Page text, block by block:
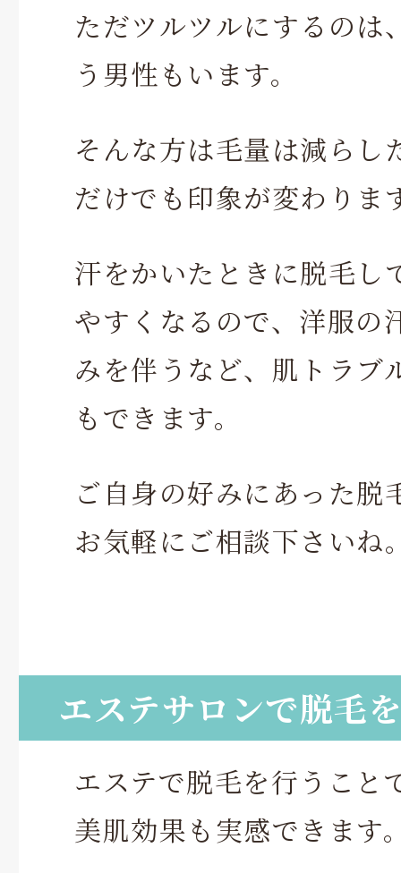
ただツルツルにするのは
う男性もいます。
そんな方は毛量は減らし
だけでも印象が変わりま
汗をかいたときに脱毛し
やすくなるので、洋服の
みを伴うなど、肌トラブ
もできます。
ご自身の好みにあった脱
お気軽にご相談下さいね
エステサロンで脱毛
エステで脱毛を行うこと
美肌効果も実感できます